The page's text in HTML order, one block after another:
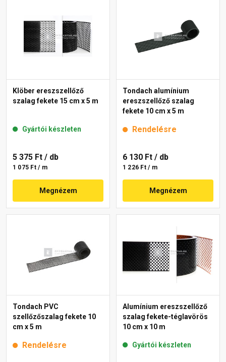
Klöber ereszszellőző
szalag fekete 15 cm x 5 m
Gyártói készleten
5 375 Ft / db
1 075 Ft / m
Megnézem
Tondach alumínium
ereszszellőző szalag
fekete 10 cm x 5 m
Rendelésre
6 130 Ft / db
1 226 Ft / m
Megnézem
Tondach PVC
szellőzőszalag fekete 10
cm x 5 m
Rendelésre
Alumínium ereszszellőző
szalag fekete-téglavörös
10 cm x 10 m
Gyártói készleten